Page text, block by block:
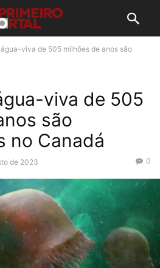
água-viva de 505 milhões de anos são
viva de 505
são
no Canadá
de 2023 0